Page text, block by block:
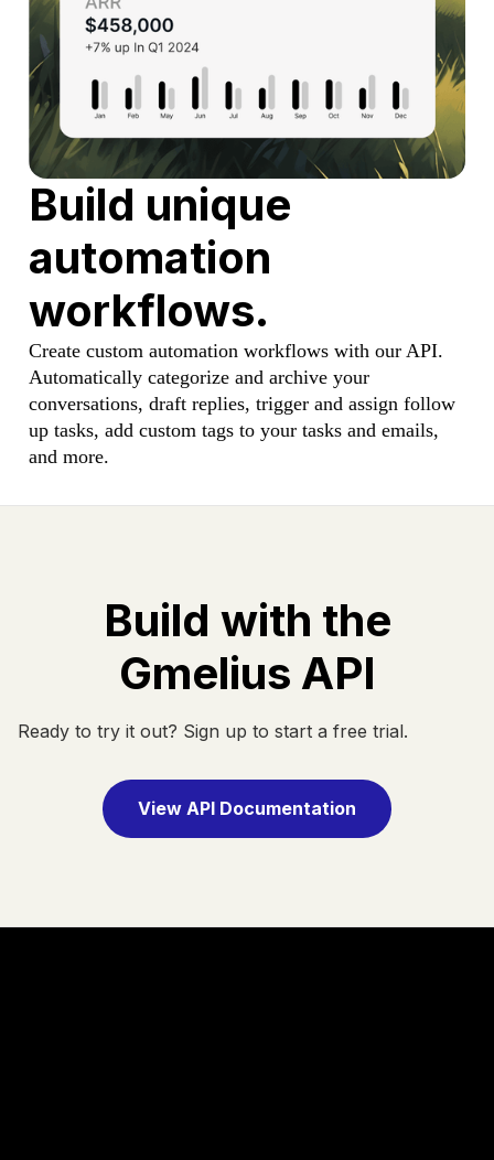
Build unique
automation
workflows.
Create custom automation workflows with our API.
Automatically categorize and archive your
conversations, draft replies, trigger and assign follow
up tasks, add custom tags to your tasks and emails,
and more.
Build with the
Gmelius API
Ready to try it out? Sign up to start a free trial.
View API Documentation